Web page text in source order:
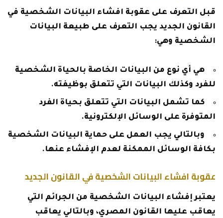
قبل التعرف على عقوبة افشاء البيانات الشخصية في
القانون الجديد يجب التعرف على طبيعة البيانات
الشخصية وهي:
هي أي نوع من البيانات الخاصة بالحياة الشخصية
للفرد وكذلك البيانات التي تتعلق بوظيفته.
كما تشمل البيانات التي تتعلق بحياة الفرد
المتوفرة على الوسائل الإلكترونية.
وبالتالي يجب العمل على حماية البيانات الشخصية
بكافة الوسائل الممكنة لعدم الإفشاء عنها.
عقوبة افشاء البيانات الشخصية في القانون الجديد
يعتبر إفشاء البيانات الشخصية من الجرائم التي
يعاقب عليها القانون المصري، وبالتالي يعاقب